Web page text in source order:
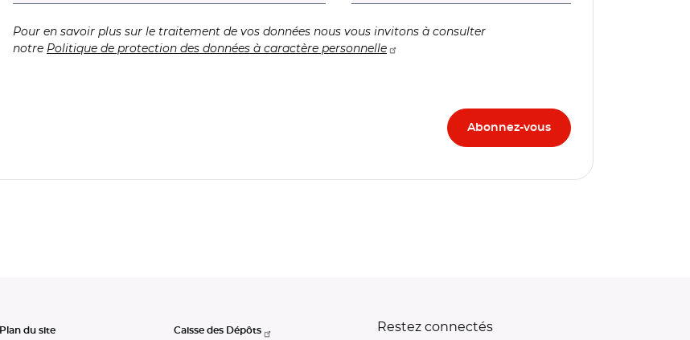
Pour en savoir plus sur le traitement de vos données nous vous invitons à consulter
notre Politique de protection des données à caractère personnelle
Plan du site Caisse des Dépôts Restez connectés